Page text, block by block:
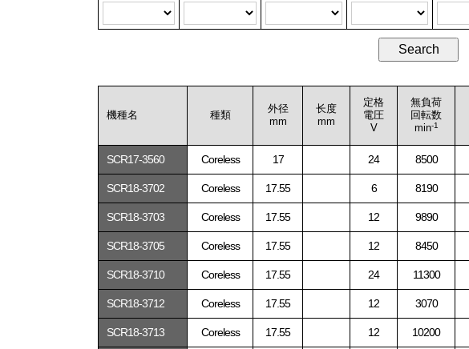
機種名 種類
外径
mm
长度
mm
定格
電圧
V
無負荷
回転数
min-1
SCR17-3560 Coreless 17 24 8500
SCR18-3702 Coreless 17.55 6 8190
SCR18-3703 Coreless 17.55 12 9890
SCR18-3705 Coreless 17.55 12 8450
SCR18-3710 Coreless 17.55 24 11300
SCR18-3712 Coreless 17.55 12 3070
SCR18-3713 Coreless 17.55 12 10200